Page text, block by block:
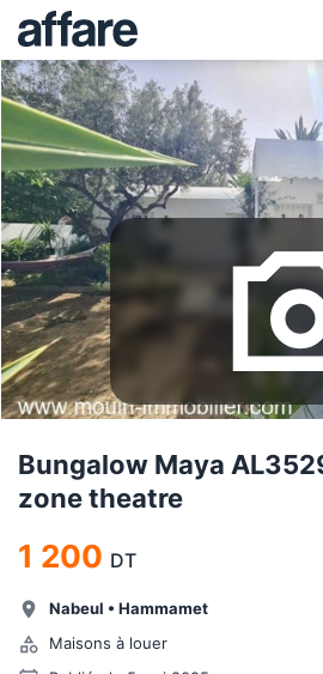
Bungalow Maya
zone theatre
1 200 DT
Nabeul • Hammamet
Maisons à louer